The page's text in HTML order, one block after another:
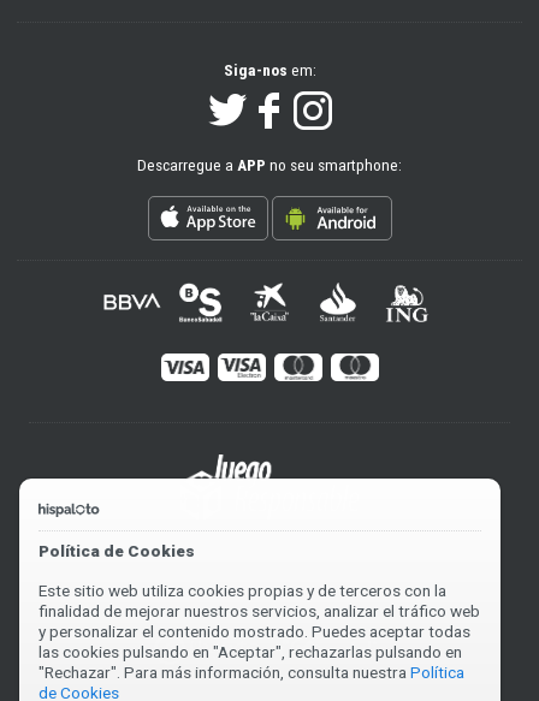
Siga-nos em:
Descarregue a APP no seu smartphone:
Política de Cookies
Este sitio web utiliza cookies propias y de terceros con la
finalidad de mejorar nuestros servicios, analizar el tráfico web
y personalizar el contenido mostrado. Puedes aceptar todas
las cookies pulsando en "Aceptar", rechazarlas pulsando en
"Rechazar". Para más información, consulta nuestra Política
de Cookies